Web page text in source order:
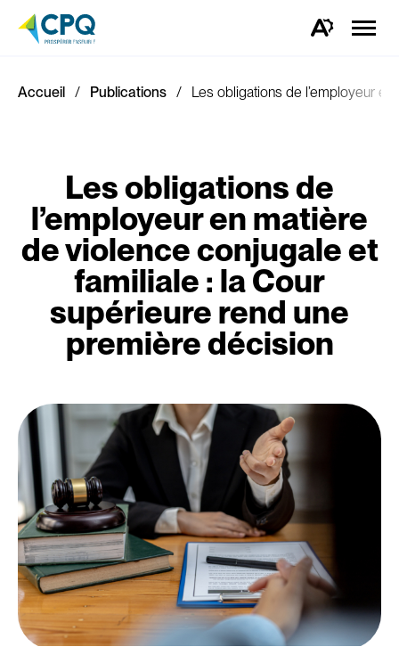
Ouvrez
d'accessibilité.
la
Accueil Publications Les obligations de l’employeur
Les obligations de
l’employeur en matière
de violence conjugale et
familiale : la Cour
supérieure rend une
première décision